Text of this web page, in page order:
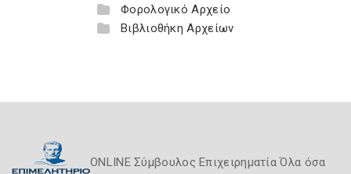
Φορολογικό Αρχείο
Βιβλιοθήκη Αρχείων
ONLINE Σύμβουλος Επιχειρηματία Όλα όσα